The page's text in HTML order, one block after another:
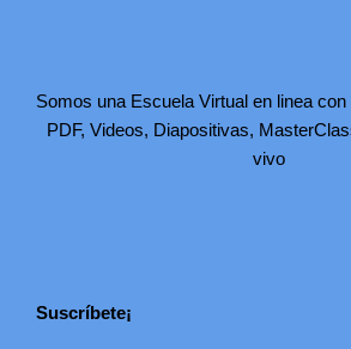
Somos una Escuela Virtual en linea
PDF, Videos, Diapositivas,
vivo
Suscríbete¡